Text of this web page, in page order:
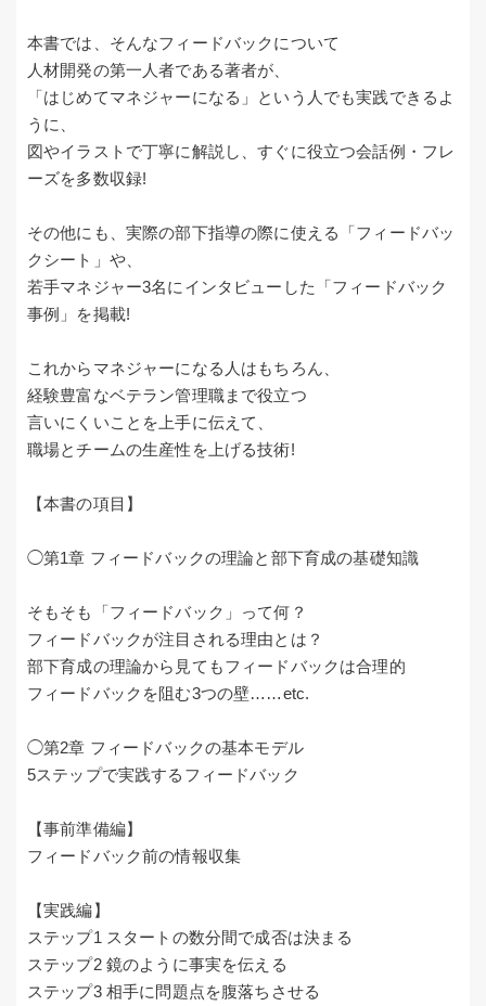
本書では、そんなフィードバックについて
人材開発の第一人者である著者が、
「はじめてマネジャーになる」という人でも実践できるよ
うに、
図やイラストで丁寧に解説し、すぐに役立つ会話例・フレ
ーズを多数収録!
その他にも、実際の部下指導の際に使える「フィードバッ
クシート」や、
若手マネジャー3名にインタビューした「フィードバック
事例」を掲載!
これからマネジャーになる人はもちろん、
経験豊富なベテラン管理職まで役立つ
言いにくいことを上手に伝えて、
職場とチームの生産性を上げる技術!
【本書の項目】
◯第1章 フィードバックの理論と部下育成の基礎知識
そもそも「フィードバック」って何？
フィードバックが注目される理由とは？
部下育成の理論から見てもフィードバックは合理的
フィードバックを阻む3つの壁……etc.
◯第2章 フィードバックの基本モデル
5ステップで実践するフィードバック
【事前準備編】
フィードバック前の情報収集
【実践編】
ステップ1 スタートの数分間で成否は決まる
ステップ2 鏡のように事実を伝える
ステップ3 相手に問題点を腹落ちさせる